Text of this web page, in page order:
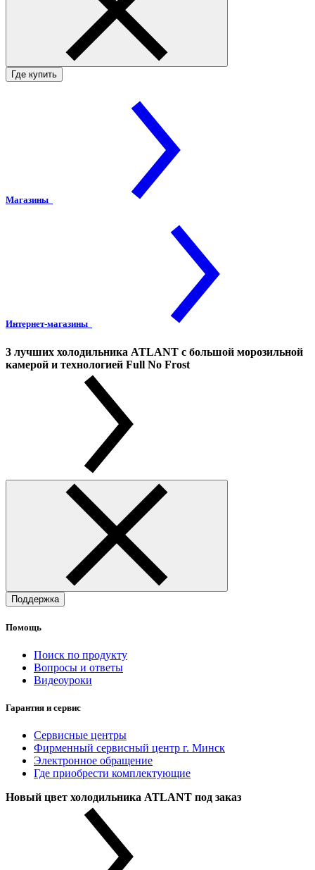
Где купить
Магазины
Интернет-магазины
3 лучших холодильника ATLANT с большой морозильной
камерой и технологией Full No Frost
Поддержка
Помощь
Поиск по продукту
Вопросы и ответы
Видеоуроки
Гарантия и сервис
Сервисные центры
Фирменный сервисный центр г. Минск
Электронное обращение
Где приобрести комплектующие
Новый цвет холодильника ATLANT под заказ